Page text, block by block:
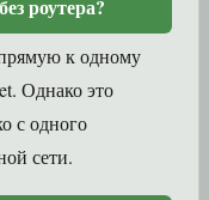
роутера?
к одному
Однако это
с одного
сети.